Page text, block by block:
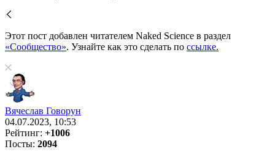
Этот пост добавлен читателем Naked Science в раздел
«Сообщество». Узнайте как это сделать по ссылке.
Вячеслав Говорун
04.07.2023, 10:53
Рейтинг: +1006
Посты: 2094